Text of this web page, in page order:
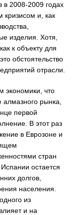
в 2008-2009 годах
кризисом и, как
изделия. Хотя,
к объекту для
обстоятельство
отрасли.
экономики, что
рынка,
первой
В этот раз
в Еврозоне и
стран
остается
долгов,
населения.
из
и на